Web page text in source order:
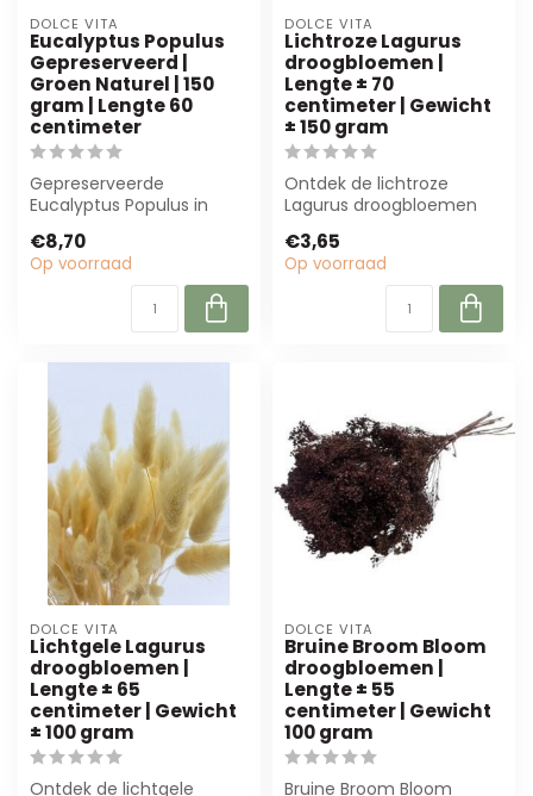
DOLCE VITA
Eucalyptus Populus
Gepreserveerd |
Groen Naturel | 150
gram | Lengte 60
centimeter
Gepreserveerde
Eucalyptus Populus in
langdurige schoonh...
€8,70
Op voorraad
DOLCE VITA
Lichtroze Lagurus
droogbloemen |
Lengte ± 70
centimeter | Gewicht
± 150 gram
Ontdek de lichtroze
Lagurus droogbloemen
lengte van 70 c...
€3,65
Op voorraad
DOLCE VITA
Lichtgele Lagurus
droogbloemen |
Lengte ± 65
centimeter | Gewicht
± 100 gram
Ontdek de lichtgele
DOLCE VITA
Bruine Broom Bloom
droogbloemen |
Lengte ± 55
centimeter | Gewicht
100 gram
Bruine Broom Bloom